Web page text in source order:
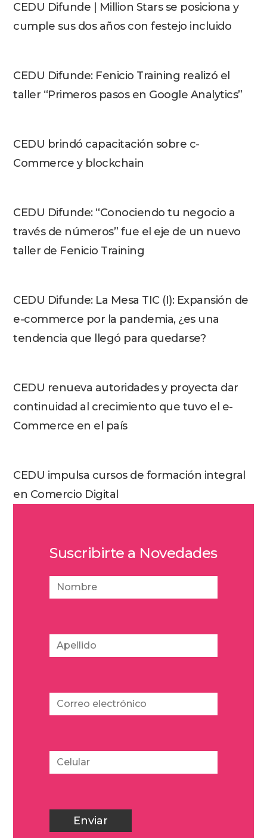
CEDU Difunde | Million Stars se posiciona y
cumple sus dos años con festejo incluido
CEDU Difunde: Fenicio Training realizó el
taller “Primeros pasos en Google Analytics”
CEDU brindó capacitación sobre c-
Commerce y blockchain
CEDU Difunde: “Conociendo tu negocio a
través de números” fue el eje de un nuevo
taller de Fenicio Training
CEDU Difunde: La Mesa TIC (I): Expansión de
e-commerce por la pandemia, ¿es una
tendencia que llegó para quedarse?
CEDU renueva autoridades y proyecta dar
continuidad al crecimiento que tuvo el e-
Commerce en el país
CEDU impulsa cursos de formación integral
en Comercio Digital
Suscribirte a Novedades